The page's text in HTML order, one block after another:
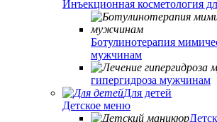
Инъекционная косметология
Ботулинотерапия
мужчинам
гипергидроза мужчинам
Для детей
Детское меню